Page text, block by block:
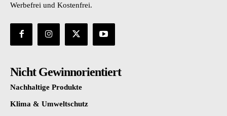
Werbefrei und Kostenfrei.
Nicht Gewinnorientiert
Nachhaltige Produkte
Klima & Umweltschutz